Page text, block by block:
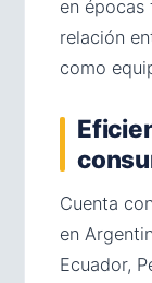
en épocas
relación
como
Cuenta
en
Ecuador,